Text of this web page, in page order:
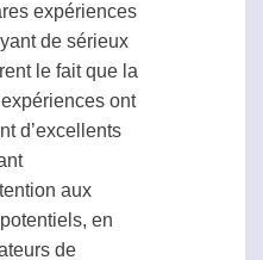
expériences
de sérieux
le fait que la
ont
d’excellents
aux
en
de